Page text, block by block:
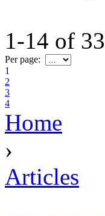
1-14 of
Per page:
1
2
3
4
Home
›
Articles